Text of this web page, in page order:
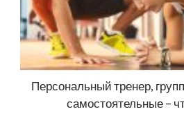
Персональный тренер,
самостоятельные –